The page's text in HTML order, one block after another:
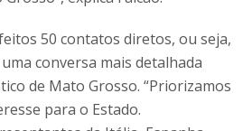
50 contatos diretos, ou seja,
conversa mais detalhada
de Mato Grosso. “Priorizamos
para o Estado.